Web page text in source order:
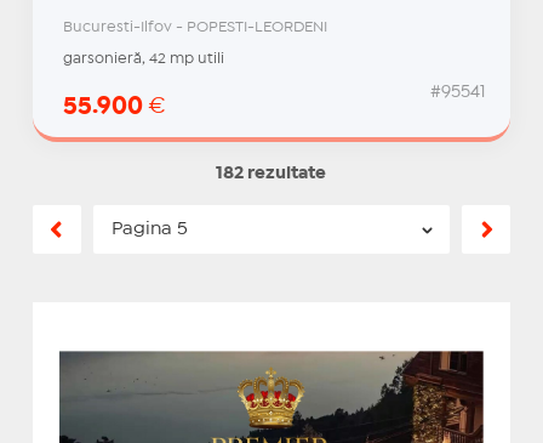
Bucuresti-Ilfov - POPESTI-LEORDENI
garsonieră, 42 mp utili
55.900 €
#95541
182 rezultate